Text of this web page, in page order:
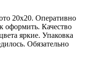
20х20. Оперативно
оформить. Качество
яркие. Упаковка
Обязательно